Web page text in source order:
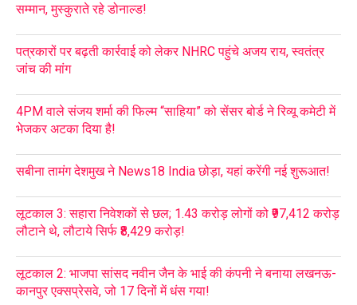
सम्मान, मुस्कुराते रहे डोनाल्ड!
पत्रकारों पर बढ़ती कार्रवाई को लेकर NHRC पहुंचे अजय राय, स्वतंत्र
जांच की मांग
4PM वाले संजय शर्मा की फिल्म “साहिया” को सेंसर बोर्ड ने रिव्यू कमेटी में
भेजकर अटका दिया है!
सबीना तामंग देशमुख ने News18 India छोड़ा, यहां करेंगी नई शुरूआत!
लूटकाल 3: सहारा निवेशकों से छल; 1.43 करोड़ लोगों को ₹97,412 करोड़
लौटाने थे, लौटाये सिर्फ ₹8,429 करोड़!
लूटकाल 2: भाजपा सांसद नवीन जैन के भाई की कंपनी ने बनाया लखनऊ-
कानपुर एक्सप्रेसवे, जो 17 दिनों में धंस गया!